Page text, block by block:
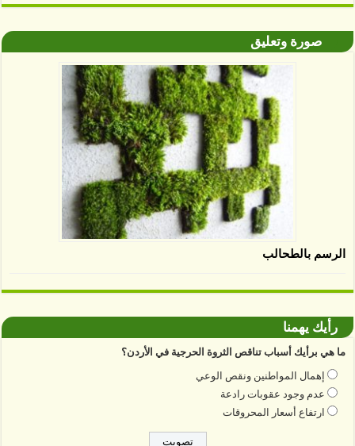
صورة وتعليق
الرسم بالطحالب
رأيك يهمنا
ما هي برأيك أسباب تناقص الثروة الحرجية في الأردن؟
إهمال المواطنين ونقص الوعي
عدم وجود عقوبات رادعة
ارتفاع أسعار المحروقات